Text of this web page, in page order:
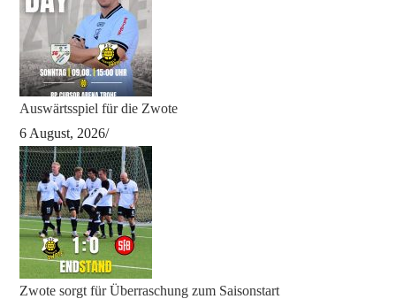
Auswärtsspiel für die Zwote
6 August, 2026/
Zwote sorgt für Überraschung zum Saisonstart